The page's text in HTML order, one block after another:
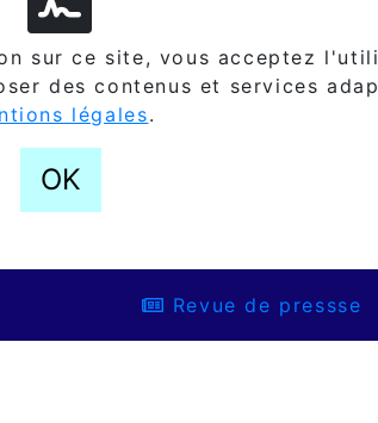
sur ce site, vous acceptez
des contenus et services
légales.
OK
Revue de pressse